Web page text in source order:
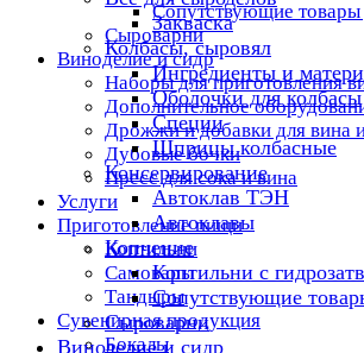
Сопутствующие товары
Сыроварни
Виноделие и сидр
Наборы для приготовления
Дополнительное
Дрожжи и добавки для вина
Дубовые бочки
Пресс для сока и вина
Услуги
Приготовление пищи
Коптильни
Самовары
Тандыры
Сувенирная продукция
Бокалы
Закваска
Колбасы, сыровял
Ингредиенты и
Оболочки для колбасы
Специи
Шприцы колбасные
Консервирование
Автоклав ТЭН
Автоклавы
Копчение
Коптильни с
Сопутствующие
Сыроварни
Виноделие и сидр